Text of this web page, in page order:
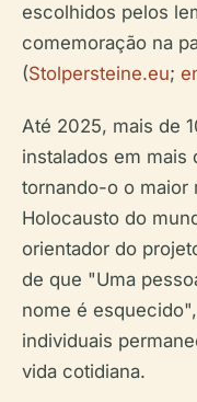
escolhidos pelos
comemoração na
(Stolpersteine.eu;
Até 2025, mais de
instalados em mais
tornando-o o maior
Holocausto do
orientador do
de que "Uma
nome é
individuais
vida cotidiana.